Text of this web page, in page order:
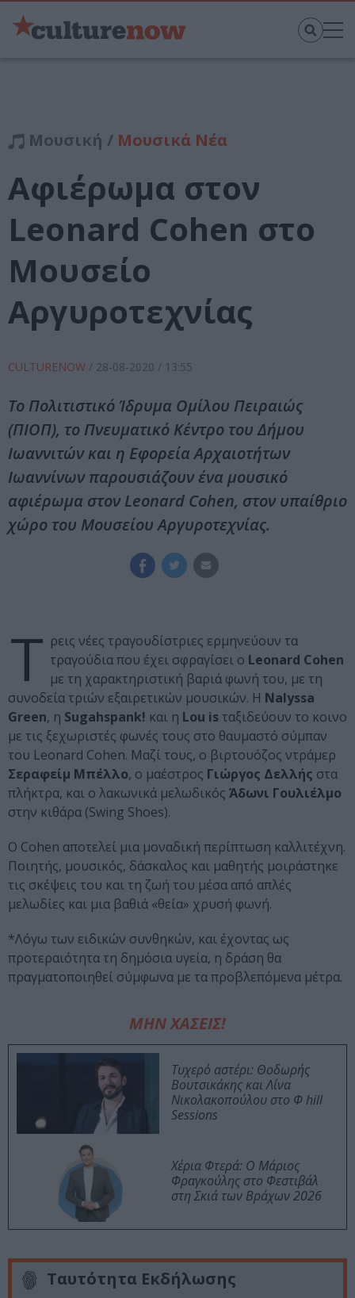
Μουσική / Μουσικά Νέα
Αφιέρωμα στον
Leonard Cohen στο
Μουσείο
Αργυροτεχνίας
CULTURENOW / 28-08-2020 / 13:55
Το Πολιτιστικό Ίδρυμα Ομίλου Πειραιώς
(ΠΙΟΠ), το Πνευματικό Κέντρο του Δήμου
Ιωαννιτών και η Εφορεία Αρχαιοτήτων
Ιωαννίνων παρουσιάζουν ένα μουσικό
αφιέρωμα στον Leonard Cohen, στον υπαίθριο
χώρο του Μουσείου Αργυροτεχνίας.
Τ ρεις νέες τραγουδίστριες ερμηνεύουν τα
τραγούδια που έχει σφραγίσει ο Leonard Cohen
με τη χαρακτηριστική βαριά φωνή του, με τη
συνοδεία τριών εξαιρετικών μουσικών. Η Nalyssa
Green, η Sugahspank! και η Lou is ταξιδεύουν το κοινο
με τις ξεχωριστές φωνές τους στο θαυμαστό σύμπαν
του Leonard Cohen. Μαζί τους, ο βιρτουόζος ντράμερ
Σεραφείμ Μπέλλο, ο μαέστρος Γιώργος Δελλής στα
πλήκτρα, και ο λακωνικά μελωδικός Άδωνι Γουλιέλμο
στην κιθάρα (Swing Shoes).
Ο Cohen αποτελεί μια μοναδική περίπτωση καλλιτέχνη.
Ποιητής, μουσικός, δάσκαλος και μαθητής μοιράστηκε
τις σκέψεις του και τη ζωή του μέσα από απλές
μελωδίες και μια βαθιά «θεία» χρυσή φωνή.
*Λόγω των ειδικών συνθηκών, και έχοντας ως
προτεραιότητα τη δημόσια υγεία, η δράση θα
πραγματοποιηθεί σύμφωνα με τα προβλεπόμενα μέτρα.
ΜΗΝ ΧΑΣΕΙΣ!
Τυχερό αστέρι: Θοδωρής
Βουτσικάκης και Λίνα
Νικολακοπούλου στο Φ hill
Sessions
Χέρια Φτερά: Ο Μάριος
Φραγκούλης στο Φεστιβάλ
στη Σκιά των Βράχων 2026
Ταυτότητα Εκδήλωσης